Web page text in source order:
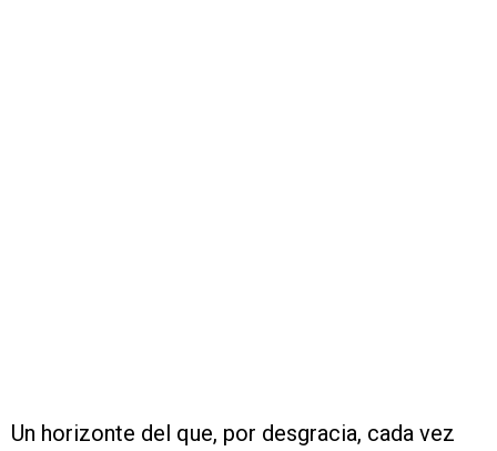
Un horizonte del que, por desgracia, cada vez